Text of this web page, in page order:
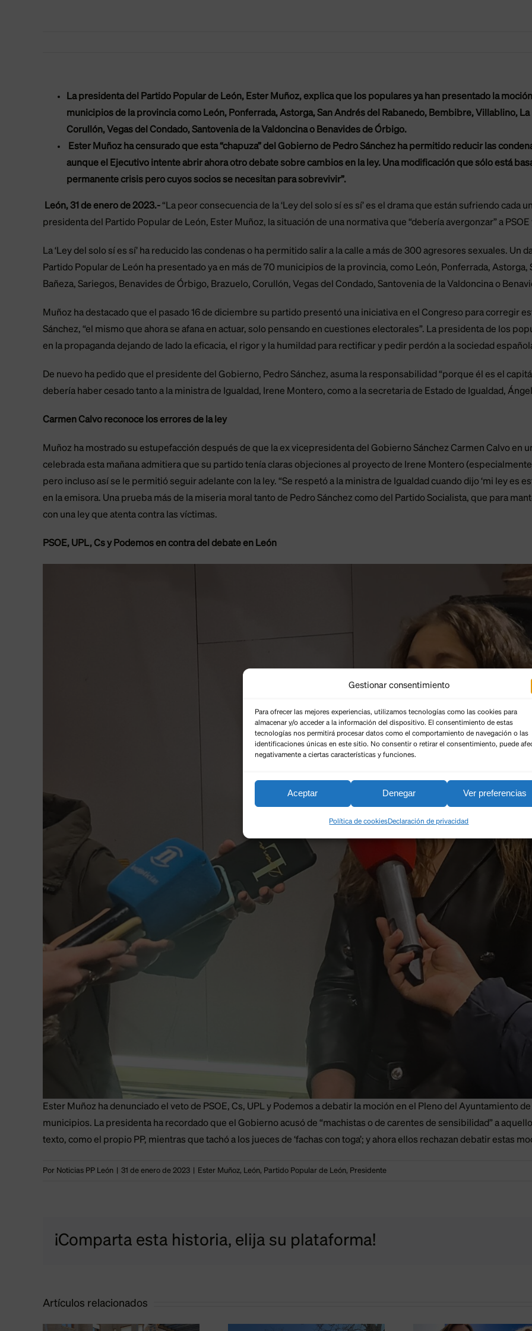
Gestionar consentimiento
Para ofrecer las mejores experiencias, utilizamos tecnologías como las cookies para
almacenar y/o acceder a la información del dispositivo. El consentimiento de estas
tecnologías nos permitirá procesar datos como el comportamiento de navegación o las
identificaciones únicas en este sitio. No consentir o retirar el consentimiento, puede
negativamente a ciertas características y funciones.
Aceptar Denegar Ver preferencias
Política de cookiesDeclaración de privacidad
La presidenta del Partido Popular de León, Ester Muñoz, explica que los populares ya han presentado la moción
municipios de la provincia como León, Ponferrada, Astorga, San Andrés del Rabanedo, Bembibre, Villablino,
Corullón, Vegas del Condado, Santovenia de la Valdoncina o Benavides de Órbigo.
Ester Muñoz ha censurado que esta “chapuza” del Gobierno de Pedro Sánchez ha permitido reducir las
aunque el Ejecutivo intente abrir ahora otro debate sobre cambios en la ley. Una modificación que sólo está
permanente crisis pero cuyos socios se necesitan para sobrevivir”.
León, 31 de enero de 2023.-“La peor consecuencia de la ‘Ley del solo sí es sí’ es el drama que están sufriendo cada
presidenta del Partido Popular de León, Ester Muñoz, la situación de una normativa que “debería avergonzar” a
La ‘Ley del solo sí es sí’ ha reducido las condenas o ha permitido salir a la calle a más de 300 agresores sexuales.
Partido Popular de León ha presentado ya en más de 70 municipios de la provincia, como León, Ponferrada,
Bañeza, Sariegos, Benavides de Órbigo, Brazuelo, Corullón, Vegas del Condado, Santovenia de la Valdoncina o
Muñoz ha destacado que el pasado 16 de diciembre su partido presentó una iniciativa en el Congreso para corregir
Sánchez, “el mismo que ahora se afana en actuar, solo pensando en cuestiones electorales”. La presidenta de los
en la propaganda dejando de lado la eficacia, el rigor y la humildad para rectificar y pedir perdón a la sociedad
De nuevo ha pedido que el presidente del Gobierno, Pedro Sánchez, asuma la responsabilidad “porque él es el
debería haber cesado tanto a la ministra de Igualdad, Irene Montero, como a la secretaria de Estado de Igualdad,
Carmen Calvo reconoce los errores de la ley
Muñoz ha mostrado su estupefacción después de que la ex vicepresidenta del Gobierno Sánchez Carmen Calvo en
celebrada esta mañana admitiera que su partido tenía claras objeciones al proyecto de Irene Montero
pero incluso así se le permitió seguir adelante con la ley. “Se respetó a la ministra de Igualdad cuando dijo ‘mi ley es
en la emisora. Una prueba más de la miseria moral tanto de Pedro Sánchez como del Partido Socialista, que para
con una ley que atenta contra las víctimas.
PSOE, UPL, Cs y Podemos en contra del debate en León
Ester Muñoz ha denunciado el veto de PSOE, Cs, UPL y Podemos a debatir la moción en el Pleno del Ayuntamiento
municipios. La presidenta ha recordado que el Gobierno acusó de “machistas o de carentes de sensibilidad” a
texto, como el propio PP, mientras que tachó a los jueces de ‘fachas con toga’; y ahora ellos rechazan debatir estas
Por Noticias PP León 31 de enero de 2023 Ester Muñoz, León, Partido Popular de León, Presidente
¡Comparta esta historia, elija su plataforma!
Artículos relacionados